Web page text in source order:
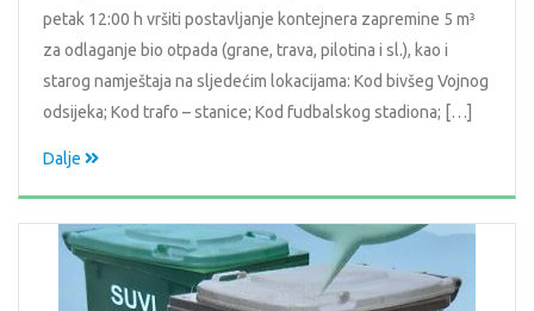
petak 12:00 h vršiti postavljanje kontejnera zapremine 5 m³
za odlaganje bio otpada (grane, trava, pilotina i sl.), kao i
starog namještaja na sljedećim lokacijama: Kod bivšeg Vojnog
odsijeka; Kod trafo – stanice; Kod fudbalskog stadiona; […]
Dalje